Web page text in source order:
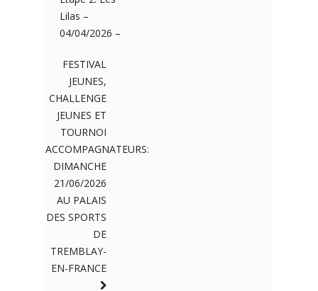
Lilas –
04/04/2026 –
FESTIVAL
JEUNES,
CHALLENGE
JEUNES ET
TOURNOI
ACCOMPAGNATEURS:
DIMANCHE
21/06/2026
AU PALAIS
DES SPORTS
DE
TREMBLAY-
EN-FRANCE